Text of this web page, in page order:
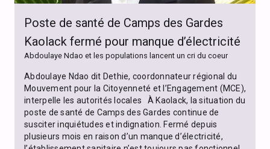
Poste de santé de Camps des Gardes
Kaolack fermé pour manque d’électricité
Abdoulaye Ndao et les populations lancent un cri du coeur
Abdoulaye Ndao dit Dethie, coordonnateur régional du
Mouvement pour la Citoyenneté et l’Engagement (MCE),
interpelle les autorités locales À Kaolack, la situation du
poste de santé de Camps des Gardes continue de
susciter inquiétudes et indignation. Fermé depuis
plusieurs mois en raison d’un manque d’électricité,